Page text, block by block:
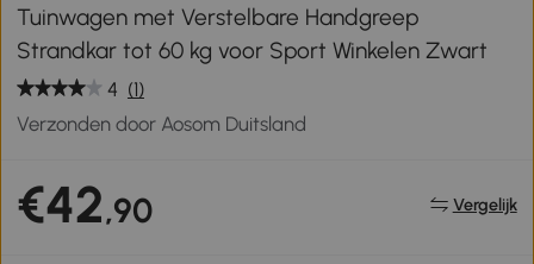
Tuinwagen met Verstelbare Handgreep
Strandkar tot 60 kg voor Sport Winkelen Zwart
4 (1)
Verzonden door Aosom Duitsland
€42,90 Vergelijk